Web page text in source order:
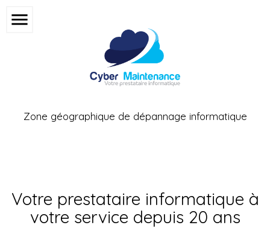
menu
Zone géographique de dépannage informatique
Votre prestataire informatique à
votre service depuis 20 ans